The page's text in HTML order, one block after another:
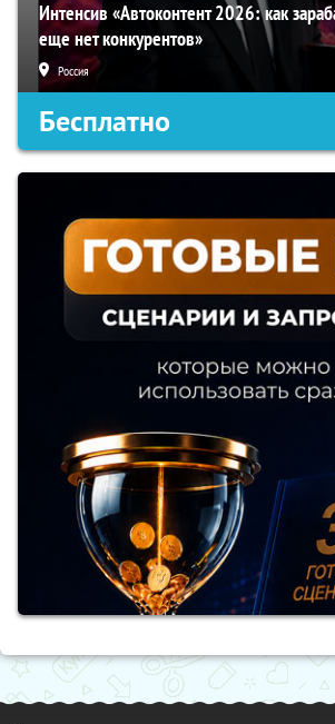
Интенсив «Автоконтент 2026: как
еще нет конкурентов»
Россия
Бесплатно